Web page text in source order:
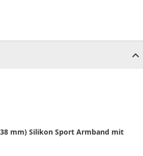
mm) Silikon Sport Armband mit